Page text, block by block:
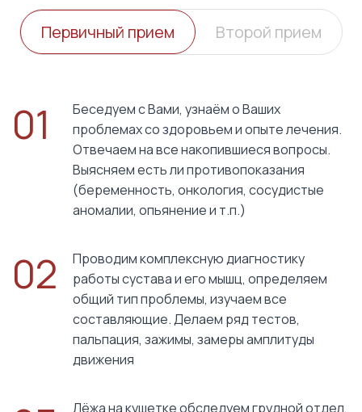
Первичный прием Второй прием
01
Беседуем с Вами, узнаём о Ваших
проблемах со здоровьем и опыте лечения.
Отвечаем на все накопившиеся вопросы.
Выясняем есть ли противопоказания
(беременность, онкология, сосудистые
аномалии, опьянение и т.п.)
02
Проводим комплексную диагностику
работы сустава и его мышц, определяем
общий тип проблемы, изучаем все
составляющие. Делаем ряд тестов,
пальпация, зажимы, замеры амплитуды
движения
Лёжа на кушетке обследуем грудной отдел,